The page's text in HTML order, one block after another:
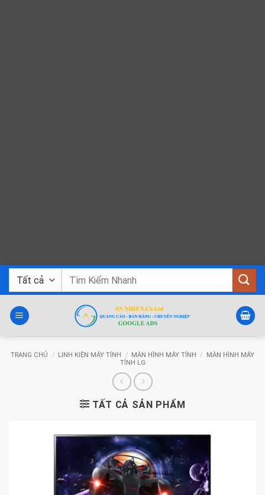
Bỏ
dung
Tìm
TRANG CHỦ / LINH KIỆN MÁY TÍNH / MÀN HÌNH MÁY TÍNH /
MÀN HÌNH MÁY
TÍNH LG
TẤT CẢ SẢN PHẨM